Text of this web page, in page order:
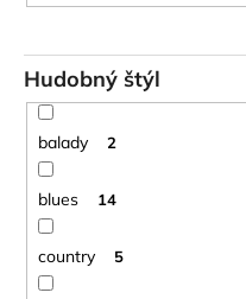
Hudobný štýl
balady 2
blues 14
country 5